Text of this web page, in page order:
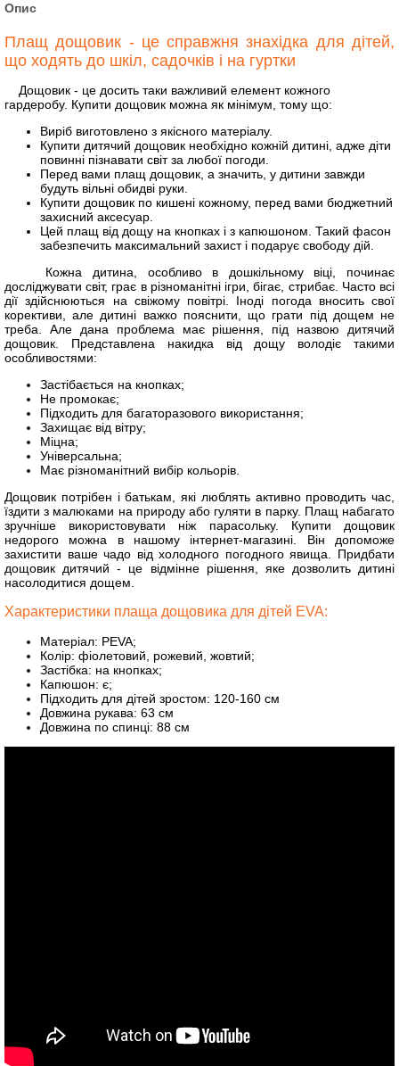
Опис
Плащ дощовик - це справжня знахідка для дітей,
що ходять до шкіл, садочків і на гуртки
Дощовик - це досить таки важливий елемент кожного
гардеробу. Купити дощовик можна як мінімум, тому що:
Виріб виготовлено з якісного матеріалу.
Купити дитячий дощовик необхідно кожній дитині, адже діти
повинні пізнавати світ за любої погоди.
Перед вами плащ дощовик, а значить, у дитини завжди
будуть вільні обидві руки.
Купити дощовик по кишені кожному, перед вами бюджетний
захисний аксесуар.
Цей плащ від дощу на кнопках і з капюшоном. Такий фасон
забезпечить максимальний захист і подарує свободу дій.
Кожна дитина, особливо в дошкільному віці, починає
досліджувати світ, грає в різноманітні ігри, бігає, стрибає. Часто всі
дії здійснюються на свіжому повітрі. Іноді погода вносить свої
корективи, але дитині важко пояснити, що грати під дощем не
треба. Але дана проблема має рішення, під назвою дитячий
дощовик. Представлена накидка від дощу володіє такими
особливостями:
Застібається на кнопках;
Не промокає;
Підходить для багаторазового використання;
Захищає від вітру;
Міцна;
Універсальна;
Має різноманітний вибір кольорів.
Дощовик потрібен і батькам, які люблять активно проводить час,
їздити з малюками на природу або гуляти в парку. Плащ набагато
зручніше використовувати ніж парасольку. Купити дощовик
недорого можна в нашому інтернет-магазині. Він допоможе
захистити ваше чадо від холодного погодного явища. Придбати
дощовик дитячий - це відмінне рішення, яке дозволить дитині
насолодитися дощем.
Характеристики плаща дощовика для дітей EVA:
Матеріал: PEVA;
Колір: фіолетовий, рожевий, жовтий;
Застібка: на кнопках;
Капюшон: є;
Підходить для дітей зростом: 120-160 см
Довжина рукава: 63 см
Довжина по спинці: 88 см